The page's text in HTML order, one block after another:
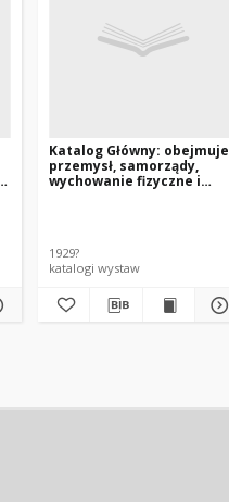
Katalog Główny: obejmuje
przemysł, samorządy,
wychowanie fizyczne i
1929?
katalogi wystaw